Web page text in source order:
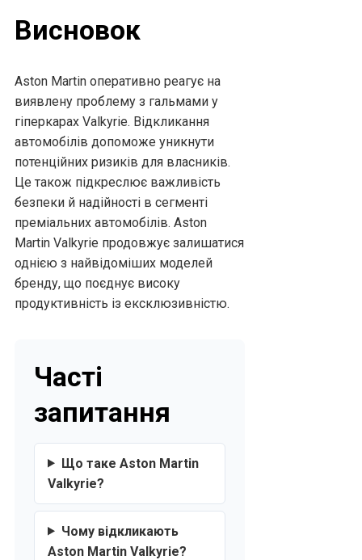
Висновок
Aston Martin оперативно реагує на
виявлену проблему з гальмами у
гіперкарах Valkyrie. Відкликання
автомобілів допоможе уникнути
потенційних ризиків для власників.
Це також підкреслює важливість
безпеки й надійності в сегменті
преміальних автомобілів. Aston
Martin Valkyrie продовжує залишатися
однією з найвідоміших моделей
бренду, що поєднує високу
продуктивність із ексклюзивністю.
Часті
запитання
Що таке Aston Martin
Valkyrie?
Чому відкликають
Aston Martin Valkyrie?